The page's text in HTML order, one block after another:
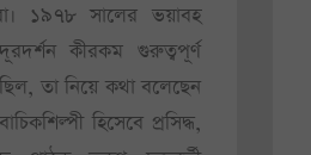
১৯৭৮ সালের ভয়াবহ
কীরকম গুরুত্বপূর্ণ
তা নিয়ে কথা বলেছেন
হিসেবে প্রসিদ্ধ,